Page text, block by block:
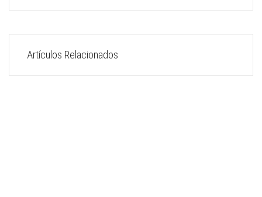
Artículos Relacionados